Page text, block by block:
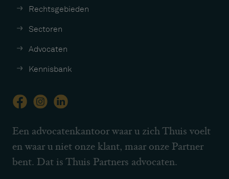
Rechtsgebieden
Sectoren
Advocaten
Kennisbank
Een advocatenkantoor waar u zich Thuis voelt
en waar u niet onze klant, maar onze Partner
bent. Dat is Thuis Partners advocaten.